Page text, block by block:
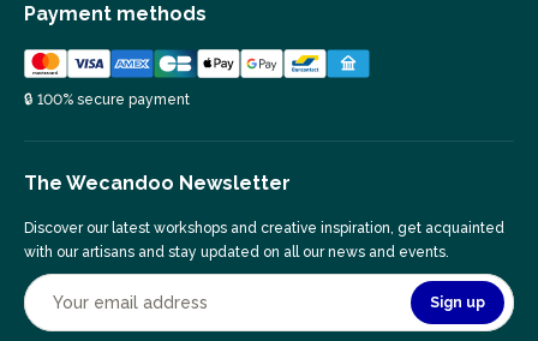
Payment methods
🔒 100% secure payment
The Wecandoo Newsletter
Discover our latest workshops and creative inspiration, get acquainted
with our artisans and stay updated on all our news and events.
Sign up